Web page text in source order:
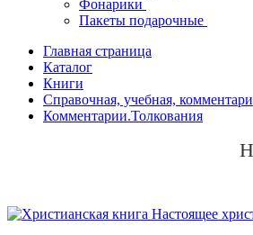
Фонарики
Пакеты подарочные
Главная страница
Каталог
Книги
Справочная, учебная,
Комментарии.Толкования